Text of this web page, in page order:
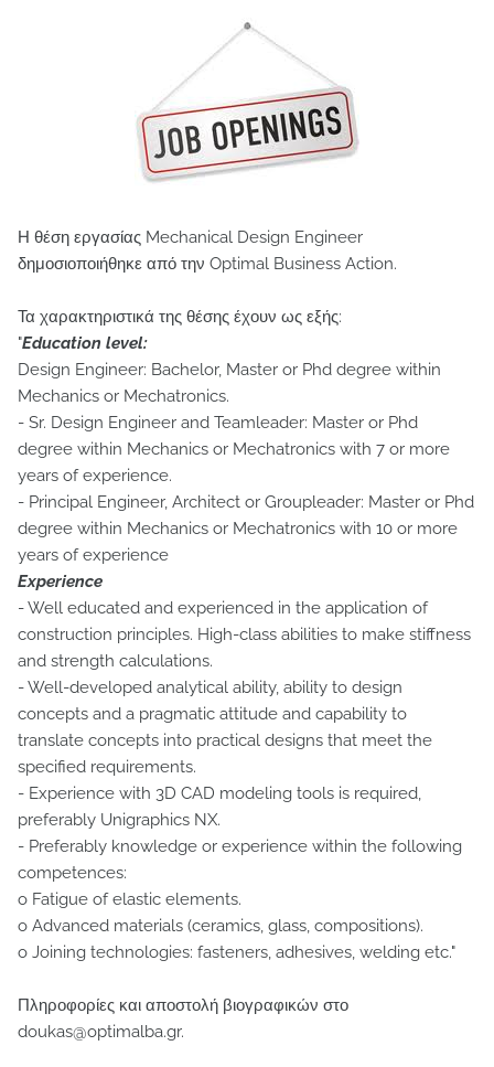
Η θέση εργασίας Mechanical Design Engineer
δημοσιοποιήθηκε από την Optimal Business Action.
Τα χαρακτηριστικά της θέσης έχουν ως εξής:
"Education level:
Design Engineer: Bachelor, Master or Phd degree within
Mechanics or Mechatronics.
- Sr. Design Engineer and Teamleader: Master or Phd
degree within Mechanics or Mechatronics with 7 or more
years of experience.
- Principal Engineer, Architect or Groupleader: Master or Phd
degree within Mechanics or Mechatronics with 10 or more
years of experience
Experience
- Well educated and experienced in the application of
construction principles. High-class abilities to make stiffness
and strength calculations.
- Well-developed analytical ability, ability to design
concepts and a pragmatic attitude and capability to
translate concepts into practical designs that meet the
specified requirements.
- Experience with 3D CAD modeling tools is required,
preferably Unigraphics NX.
- Preferably knowledge or experience within the following
competences:
o Fatigue of elastic elements.
o Advanced materials (ceramics, glass, compositions).
o Joining technologies: fasteners, adhesives, welding etc."
Πληροφορίες και αποστολή βιογραφικών στο
doukas@optimalba.gr.